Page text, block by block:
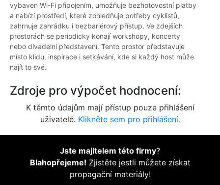
vybaven Wi-Fi připojením, umožňuje bezhotovostní platby
a nabízí prostředí, které zohledňuje potřeby cyklistů,
zahrnuje zahrádku i bezbariérový přístup. Ve zdejších
prostorách se periodicky konají workshopy, koncerty
nebo divadelní představení. Tento prostor představuje
místo klidu, inspirace i setkávání, kde si každý host může
najít to své.
Zdroje pro výpočet hodnocení:
K těmto údajům mají přístup pouze přihlášení
uživatelé. Klikněte sem pro přihlášení.
Jste majitelem této firmy?
Blahopřejeme! Zjistěte jestli můžete získat
propagační materiály!